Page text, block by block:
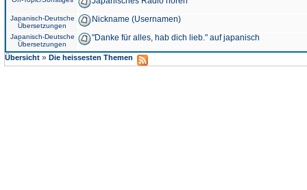
Japanisch-Deutsche
Übersetzungen
Nickname (Usernamen)
Japanisch-Deutsche
Übersetzungen
"Danke für alles, hab dich lieb." auf japanisch
Übersicht » Die heissesten Themen